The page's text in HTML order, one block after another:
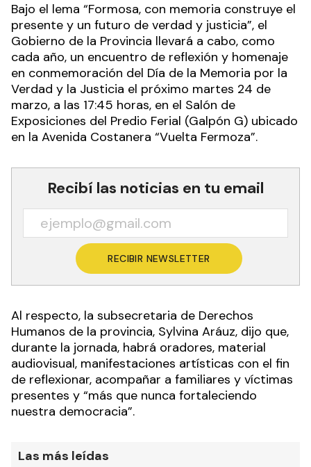
Bajo el lema “Formosa, con memoria construye el
presente y un futuro de verdad y justicia”, el
Gobierno de la Provincia llevará a cabo, como
cada año, un encuentro de reflexión y homenaje
en conmemoración del Día de la Memoria por la
Verdad y la Justicia el próximo martes 24 de
marzo, a las 17:45 horas, en el Salón de
Exposiciones del Predio Ferial (Galpón G) ubicado
en la Avenida Costanera “Vuelta Fermoza”.
Recibí las noticias en tu email
RECIBIR NEWSLETTER
Al respecto, la subsecretaria de Derechos
Humanos de la provincia, Sylvina Aráuz, dijo que,
durante la jornada, habrá oradores, material
audiovisual, manifestaciones artísticas con el fin
de reflexionar, acompañar a familiares y víctimas
presentes y “más que nunca fortaleciendo
nuestra democracia”.
Las más leídas